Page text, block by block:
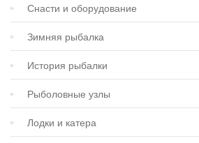
Снасти и оборудование
Зимняя рыбалка
История рыбалки
Рыболовные узлы
Лодки и катера